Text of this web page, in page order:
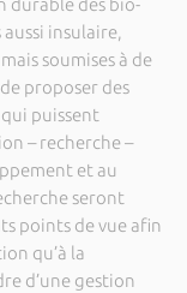
durable des bio-
insulaire,
soumises à de
proposer des
qui puissent
– recherche –
et au
seront
points de vue afin
qu’à la
d’une gestion